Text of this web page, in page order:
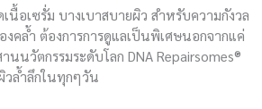
นื้อเซรั่ม บางเบาสบายผิว สำหรับความกังวล
คล้ำ ต้องการการดูแลเป็นพิเศษนอกจากแค่
นวัตกรรมระดับโลก DNA Repairsomes®️
ล้ำลึกในทุกๆวัน